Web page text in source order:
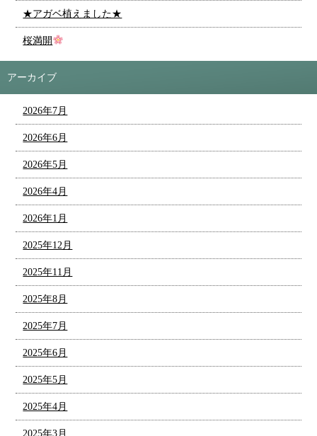
★アガベ植えました★
桜満開
アーカイブ
2026年7月
2026年6月
2026年5月
2026年4月
2026年1月
2025年12月
2025年11月
2025年8月
2025年7月
2025年6月
2025年5月
2025年4月
2025年3月